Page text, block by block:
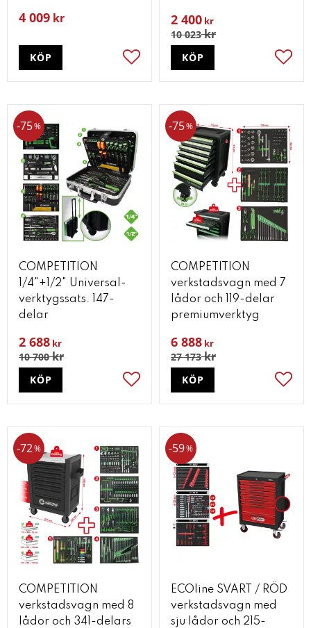
4 009 kr
Lägg till i favoriter
KÖP
2 400 kr
10 023kr
KÖP
COMPETITION
1/4"+1/2" Universal-
verktygssats. 147-
delar
2 688 kr
10 700kr
75%
Lägg till i favoriter
KÖP
COMPETITION
verkstadsvagn med 7
lådor och 119-delar
premiumverktyg
6 888 kr
27 173kr
75%
KÖP
COMPETITION
verkstadsvagn med 8
lådor och 341-delars
72%
ECOline SVART / RÖD
verkstadsvagn med
sju lådor och 215-
59%